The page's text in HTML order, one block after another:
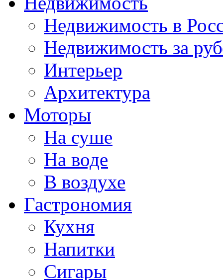
Недвижимость в
Недвижимость за
Интерьер
Архитектура
Моторы
На суше
На воде
В воздухе
Гастрономия
Кухня
Напитки
Сигары